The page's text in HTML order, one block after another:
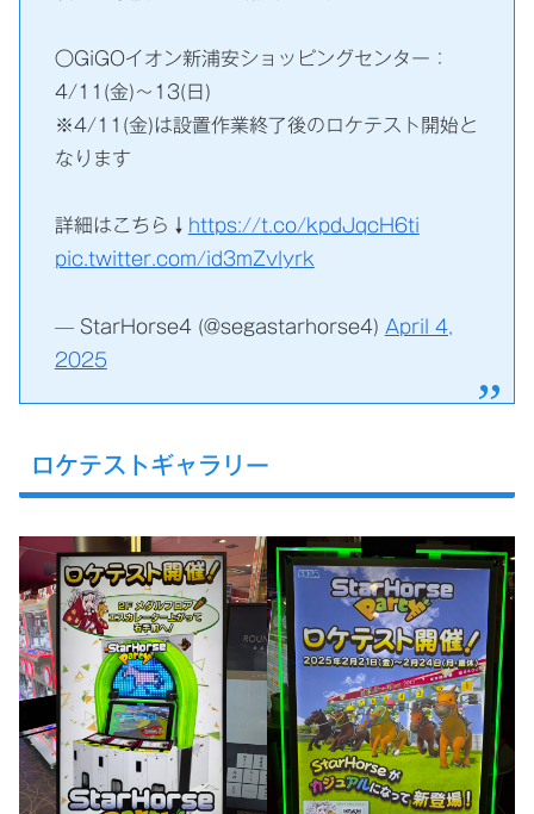
〇GiGOイオン新浦安ショッピングセンター：
4/11(金)～13(日)
※4/11(金)は設置作業終了後のロケテスト開始と
なります
詳細はこちら↓ https://t.co/kpdJqcH6ti
pic.twitter.com/id3mZvlyrk
— StarHorse4 (@segastarhorse4) April 4,
2025
ロケテストギャラリー